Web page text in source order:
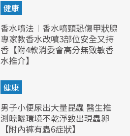
健康
香水噴法︱香水噴頸恐傷甲狀腺
專家教香水改噴3部位安全又持
香【附4款消委會高分無致敏香
水推介】
健康
男子小便尿出大量昆蟲 醫生推
測晾曬環境不乾淨致出現蟲卵
【附內褲有蟲6症狀】